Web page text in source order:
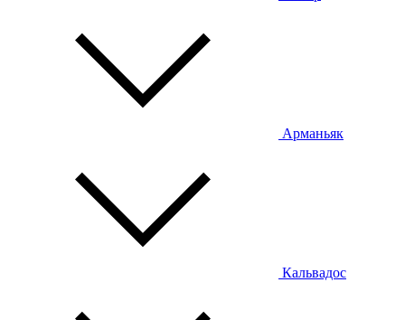
Арманьяк
Кальвадос